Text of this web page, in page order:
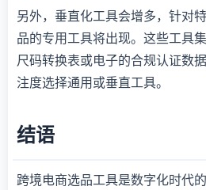
另外，垂直化工具会增多，针对
品的专用工具将出现。这些工具
尺码转换表或电子的合规认证数
注度选择通用或垂直工具。
结语
跨境电商选品工具是数字化时代